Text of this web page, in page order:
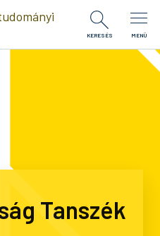
KERESÉS MENÜ
Tanszék